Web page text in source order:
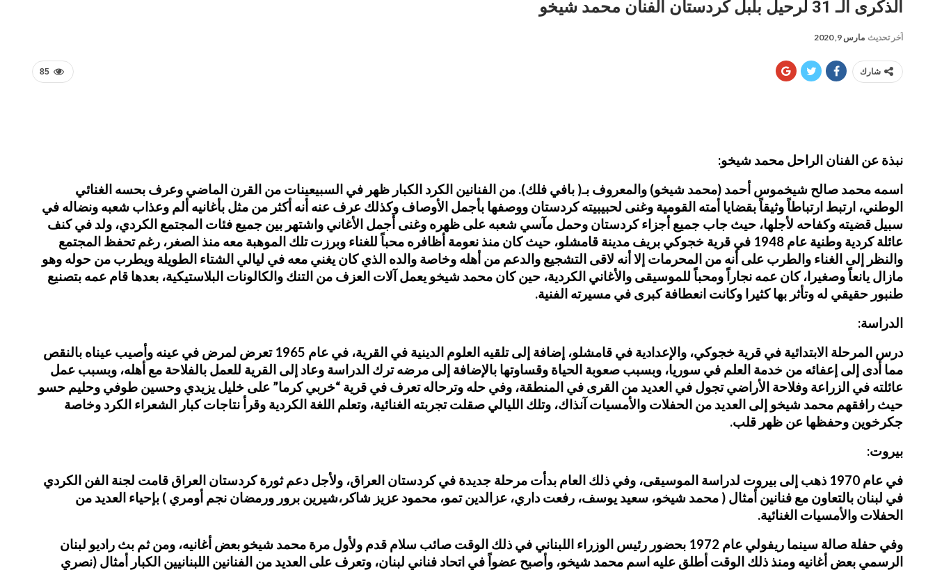
الذكرى الـ 31 لرحيل بلبل كردستان الفنان محمد شيخو
آخر تحديث مارس 9, 2020
85 شارك
نبذة عن الفنان الراحل محمد شيخو:
اسمه محمد صالح شيخموس أحمد (محمد شيخو) والمعروف بـ( بافي فلك). من الفنانين الكرد الكبار ظهر في السبيعينات من القرن الماضي وعرف بحسه الغنائي
الوطني، ارتبط ارتباطاً وثيقاً بقضايا أمته القومية وغنى لحبيبيته كردستان ووصفها بأجمل الأوصاف وكذلك عرف عنه أنه أكثر من مثل بأغانيه ألم وعذاب شعبه ونضاله في
سبيل قضيته وكفاحه لأجلها، حيث جاب جميع أجزاء كردستان وحمل مآسي شعبه على ظهره وغنى أجمل الأغاني واشتهر بين جميع فئات المجتمع الكردي، ولد في كنف
عائلة كردية وطنية عام 1948 في قرية خجوكي بريف مدينة قامشلو، حيث كان منذ نعومة أظافره محباً للغناء وبرزت تلك الموهبة معه منذ الصغر، رغم تحفظ المجتمع
والنظر إلى الغناء والطرب على أنه من المحرمات إلا أنه لاقى التشجيع والدعم من أهله وخاصة والده الذي كان يغني معه في ليالي الشتاء الطويلة ويطرب من حوله وهو
مازال يانعاً وصغيرا، كان عمه نجاراً ومحباً للموسيقى والأغاني الكردية، حين كان محمد شيخو يعمل آلات العزف من التنك والكالونات البلاستيكية، بعدها قام عمه بتصنيع
طنبور حقيقي له وتأثر بها كثيرا وكانت انعطافة كبرى في مسيرته الفنية.
الدراسة:
درس المرحلة الابتدائية في قرية خجوكي، والإعدادية في قامشلو، إضافة إلى تلقيه العلوم الدينية في القرية، في عام 1965 تعرض لمرض في عينه وأصيب عيناه بالنقص
مما أدى إلى إعفائه من خدمة العلم في سوريا، وبسبب صعوبة الحياة وقساوتها بالإضافة إلى مرضه ترك الدراسة وعاد إلى القرية للعمل بالفلاحة مع أهله، وبسبب عمل
عائلته في الزراعة وفلاحة الأراضي تجول في العديد من القرى في المنطقة، وفي حله وترحاله تعرف في قرية “خربي كرما” على خليل يزيدي وحسين طوفي وحليم حسو
حيث رافقهم محمد شيخو إلى العديد من الحفلات والأمسيات آنذاك، وتلك الليالي صقلت تجربته الغنائية، وتعلم اللغة الكردية وقرأ نتاجات كبار الشعراء الكرد وخاصة
جكرخوين وحفظها عن ظهر قلب.
بيروت:
في عام 1970 ذهب إلى بيروت لدراسة الموسيقى، وفي ذلك العام بدأت مرحلة جديدة في كردستان العراق، ولأجل دعم ثورة كردستان العراق قامت لجنة الفن الكردي
في لبنان بالتعاون مع فنانين أمثال ( محمد شيخو، سعيد يوسف، رفعت داري، عزالدين تمو، محمود عزيز شاكر،شيرين برور ورمضان نجم أومري ) بإحياء العديد من
الحفلات والأمسيات الغنائية.
وفي حفلة صالة سينما ريفولي عام 1972 بحضور رئيس الوزراء اللبناني في ذلك الوقت صائب سلام قدم ولأول مرة محمد شيخو بعض أغانيه، ومن ثم بث راديو لبنان
الرسمي بعض أغانيه ومنذ ذلك الوقت أطلق عليه اسم محمد شيخو، وأصبح عضواً في اتحاد فناني لبنان، وتعرف على العديد من الفنانين اللبنانيين الكبار أمثال (نصري